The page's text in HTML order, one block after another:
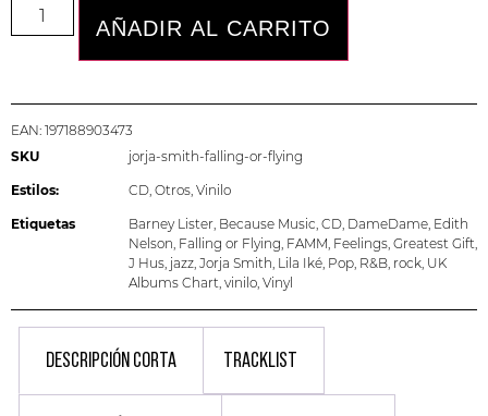
AÑADIR AL CARRITO
EAN: 197188903473
SKU
jorja-smith-falling-or-flying
Estilos: CD, Otros, Vinilo
Etiquetas Barney Lister, Because Music, CD, DameDame, Edith
Nelson, Falling or Flying, FAMM, Feelings, Greatest Gift,
J Hus, jazz, Jorja Smith, Lila Iké, Pop, R&B, rock, UK
Albums Chart, vinilo, Vinyl
DESCRIPCIÓN CORTA TRACKLIST